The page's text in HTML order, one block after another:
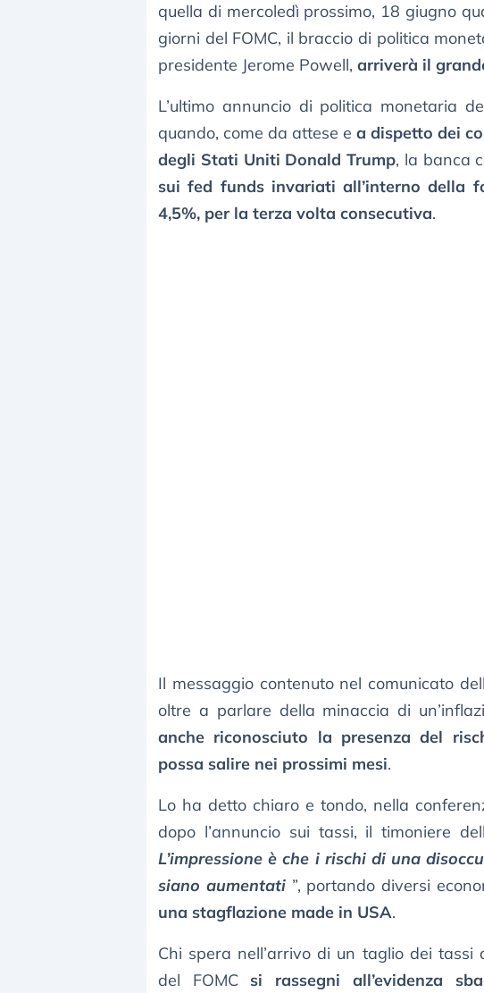
quella di mercoledì prossimo, 18 giugno
giorni del FOMC, il braccio di politica
presidente Jerome Powell, arriverà il
L’ultimo annuncio di politica monetaria
quando, come da attese ea dispetto dei
degli Stati Uniti Donald Trump, la banca
sui fed funds invariati all’interno della
4,5%, per la terza volta consecutiva.
Il messaggio contenuto nel comunicato
oltre a parlare della minaccia di
anche riconosciuto la presenza del
possa salire nei prossimi mesi.
Lo ha detto chiaro e tondo, nella
dopo l’annuncio sui tassi, il timoniere
L’impressione è che i rischi di una
siano aumentati ”, portando diversi
una stagflazione made in USA.
Chi spera nell’arrivo di un taglio dei
del FOMC si rassegni all’evidenza